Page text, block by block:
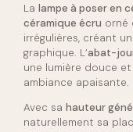
La lampe à poser en
céramique écru orné
irrégulières, créant
graphique. L’abat-
une lumière douce
ambiance apaisante.
Avec sa hauteur
naturellement sa